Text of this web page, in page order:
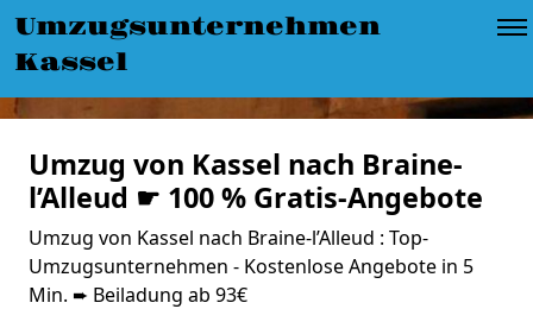
Umzugsunternehmen
Kassel
Umzug von Kassel nach Braine-
l’Alleud ☛ 100 % Gratis-Angebote
Umzug von Kassel nach Braine-l’Alleud : Top-
Umzugsunternehmen - Kostenlose Angebote in 5
Min. ➨ Beiladung ab 93€